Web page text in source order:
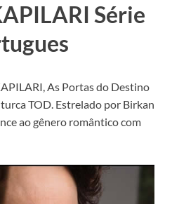
Série
As Portas do Destino
TOD. Estrelado por Birkan
ao gênero romântico com